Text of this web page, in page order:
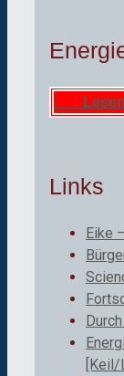
Lesen
Links
Eike